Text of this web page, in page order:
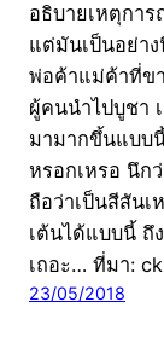
อธิบายเหตุกา
แต่มันเป็นอย่า
พ่อค้าแม่ค้าที่ข
ผู้คนนำไปบูชา
มามากขึ้นแบบ
หรอกเหรอ นึก
ถือว่าเป็นสีสันเ
เต้นได้แบบนี้ ถึ
เถอะ… ที่มา:
23/05/2018